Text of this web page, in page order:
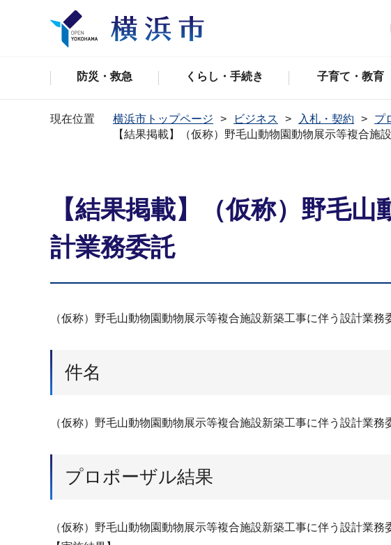
防災・救急 くらし・手続き 子育て・教育
現在位置 横浜市トップページ ビジネス 入札・契約 プ
【結果掲載】（仮称）野毛山動物園動物展示等複合施
【結果掲載】（仮称）野毛
計業務委託
（仮称）野毛山動物園動物展示等複合施設新築工事に伴う設計業
件名
（仮称）野毛山動物園動物展示等複合施設新築工事に伴う設計業務
プロポーザル結果
（仮称）野毛山動物園動物展示等複合施設新築工事に伴う設計業